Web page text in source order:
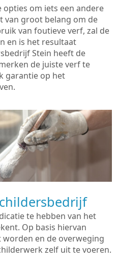
opties om iets een andere
van groot belang om de
van foutieve verf, zal de
en is het resultaat
Stein heeft de
de juiste verf te
garantie op het
te hebben van het
Op basis hiervan
en de overweging
zelf uit te voeren.